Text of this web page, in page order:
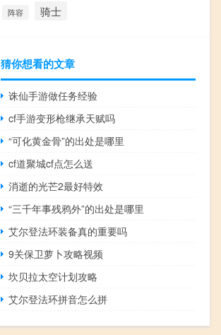
阵容 骑士
猜你想看的文章
诛仙手游做任务经验
cf手游变形枪继承天赋吗
“可化黄金骨”的出处是哪里
cf道聚城cf点怎么送
消逝的光芒2最好特效
“三千年事残鸦外”的出处是哪里
艾尔登法环装备真的重要吗
9关保卫萝卜攻略视频
坎贝拉太空计划攻略
艾尔登法环拼音怎么拼